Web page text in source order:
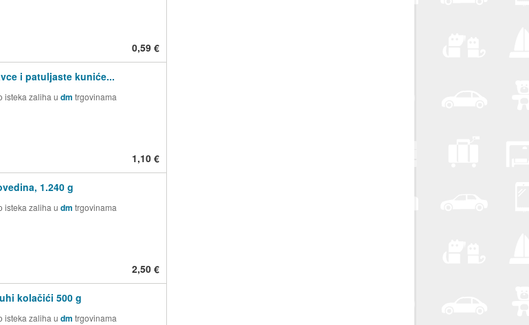
0,59 €
i patuljaste kuniće...
isteka zaliha u dm trgovinama
1,10 €
1.240 g
isteka zaliha u dm trgovinama
2,50 €
kolačići 500 g
isteka zaliha u dm trgovinama